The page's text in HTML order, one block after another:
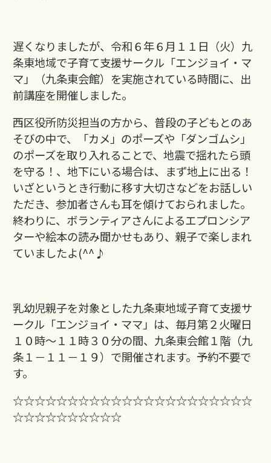
遅くなりましたが、令和６年６月１１日（火）九
条東地域で子育て支援サークル「エンジョイ・マ
マ」（九条東会館）を実施されている時間に、出
前講座を開催しました。
西区役所防災担当の方から、普段の子どもとのあ
そびの中で、「カメ」のポーズや「ダンゴムシ」
のポーズを取り入れることで、地震で揺れたら頭
を守る！、地下にいる場合は、まず地上に出る！
いざというとき行動に移す大切さなどをお話しい
ただき、参加者さんも耳を傾けておられました。
終わりに、ボランティアさんによるエプロンシア
ターや絵本の読み聞かせもあり、親子で楽しまれ
ていましたよ(^^♪
乳幼児親子を対象とした九条東地域子育て支援サ
ークル「エンジョイ・ママ」は、毎月第２火曜日
１０時～１１時３０分の間、九条東会館１階（九
条１－１１－１９）で開催されます。予約不要で
す。
☆☆☆☆☆☆☆☆☆☆☆☆☆☆☆☆☆☆☆☆☆☆
☆☆☆☆☆☆☆☆☆☆